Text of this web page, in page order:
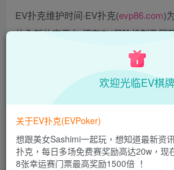
EV扑克维护时间·EV扑克(evp86.com)
的全新扑克平台,拥有EV保险机制及国
们具备完善的国际认可,致力提供国内
EV扑克|EV扑克官网|EV扑克下载|EV
乐场|EV扑克小游戏——EV扑克导航
EV扑克|EV扑克官网|EV扑克娱乐场|EV
乐场|EV扑克游戏网址发布页——EV扑
(www.evpk66.com)
欢迎光临EV棋
关于EV扑克(EVPoker)
想跟美女Sashimi一起玩，想知道最新资
扑克，每日多场免费赛奖励高达20w，现
8张幸运赛门票最高奖励1500倍 ！